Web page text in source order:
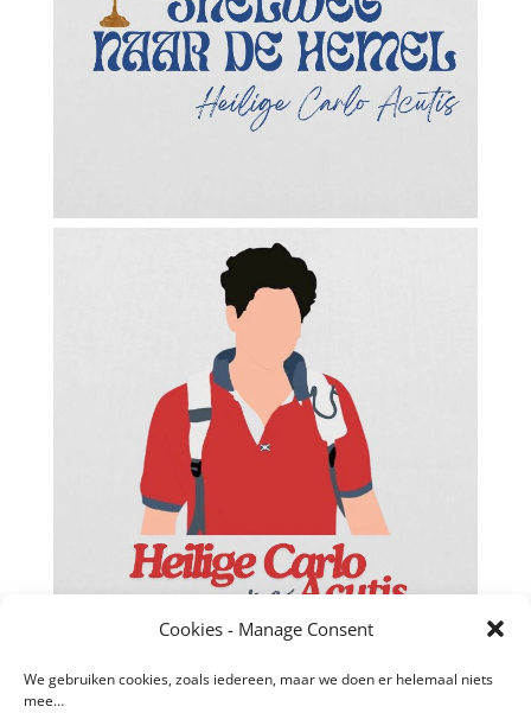
Cookies - Manage Consent
We gebruiken cookies, zoals iedereen, maar we doen er helemaal niets
mee…
Facebook
Twitter